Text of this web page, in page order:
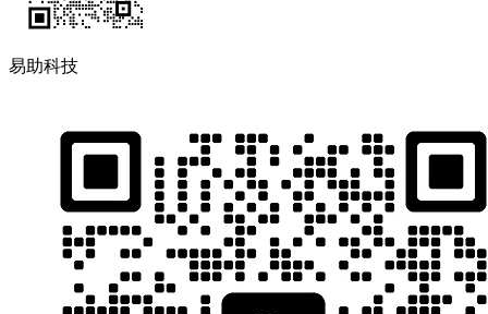
易助科技